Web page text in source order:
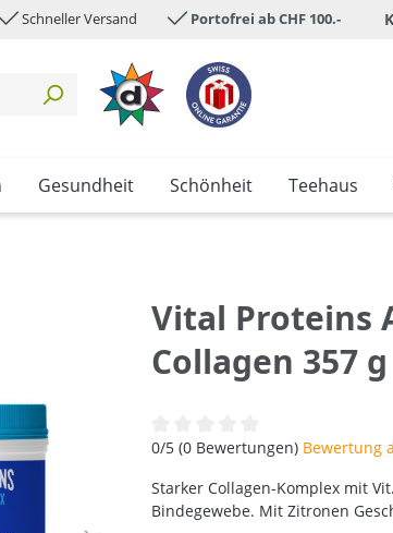
Schneller Versand Portofrei ab CHF 100.-
Gesundheit Schönheit Teehaus
Vital Proteins
Collagen 357 g
Durchschnittliche Bewertung von
0/5 (0 Bewertungen) Bewertung
Starker Collagen-Komplex mit
Bindegewebe. Mit Zitronen